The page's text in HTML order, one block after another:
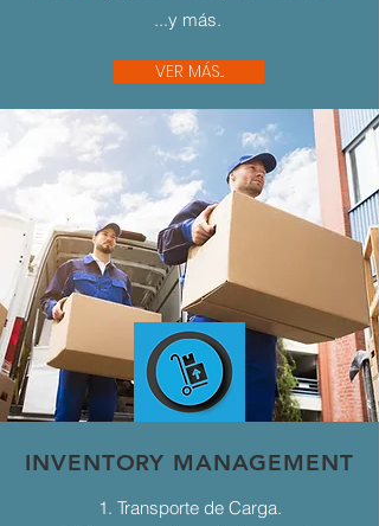
...y más.
VER MÁS...
INVENTORY MANAGEMENT
1. Transporte de Carga.